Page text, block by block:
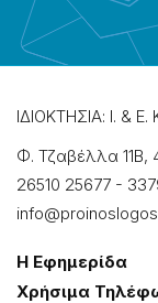
ΙΔΙΟΚΤΗΣΙΑ: Ι. &
Φ. Τζαβέλλα 11Β,
26510 25677 -
Η Εφημερίδα
Χρήσɩμα